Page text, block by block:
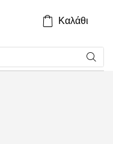
Καλάθι